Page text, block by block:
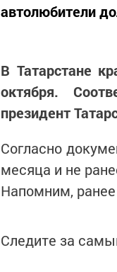
автолюбители
В Татарстане
октября.
президент
Согласно
месяца и не
Напомним,
Следите за